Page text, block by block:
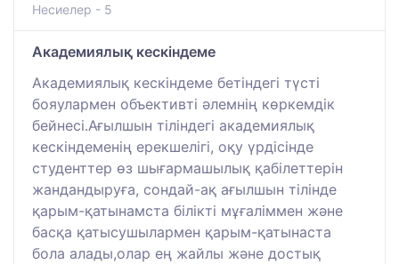
Несиелер - 5
Академиялық кескіндеме
Академиялық кескіндеме бетіндегі түсті
бояулармен объективті әлемнің көркемдік
бейнесі.Ағылшын тіліндегі академиялық
кескіндеменің ерекшелігі, оқу үрдісінде
студенттер өз шығармашылық қабілеттерін
жандандыруға, сондай-ақ ағылшын тілінде
қарым-қатынамста білікті мұғаліммен және
басқа қатысушылармен қарым-қатынаста
бола алады,олар ең жайлы және достық